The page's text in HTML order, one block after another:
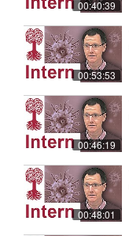
00:40:39
00:53:53
00:46:19
00:48:01